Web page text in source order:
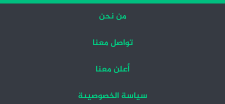
من نحن
تواصل معنا
أعلن معنا
سياسة الخصوصيىة